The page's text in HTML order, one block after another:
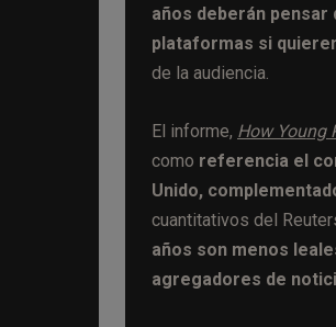
años deberán
plataformas si
de la audiencia.
El informe, How Young
como referencia el
Unido,
cuantitativos del
años son menos
agregadores de